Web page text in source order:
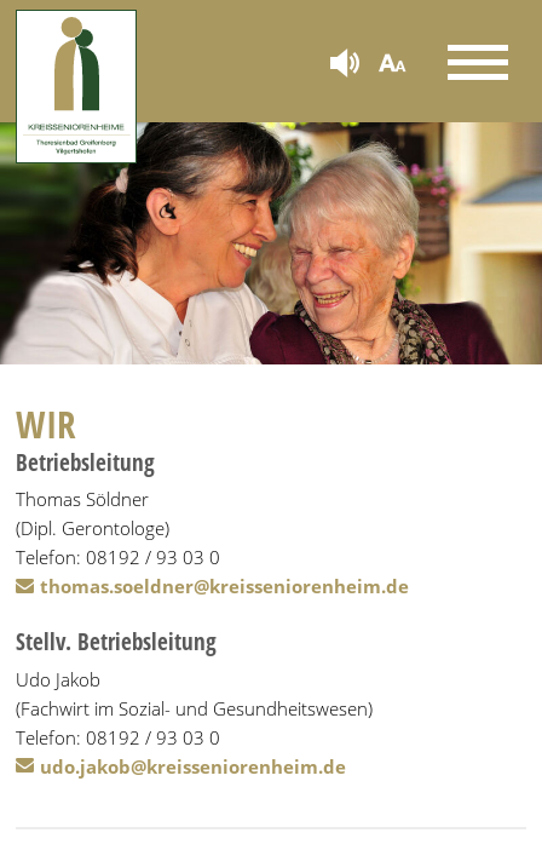
WIR
Betriebsleitung
Thomas Söldner
(Dipl. Gerontologe)
Telefon: 08192 / 93 03 0
thomas.soeldner@kreisseniorenheim.de
Stellv. Betriebsleitung
Udo Jakob
(Fachwirt im Sozial- und Gesundheitswesen)
Telefon: 08192 / 93 03 0
udo.jakob@kreisseniorenheim.de